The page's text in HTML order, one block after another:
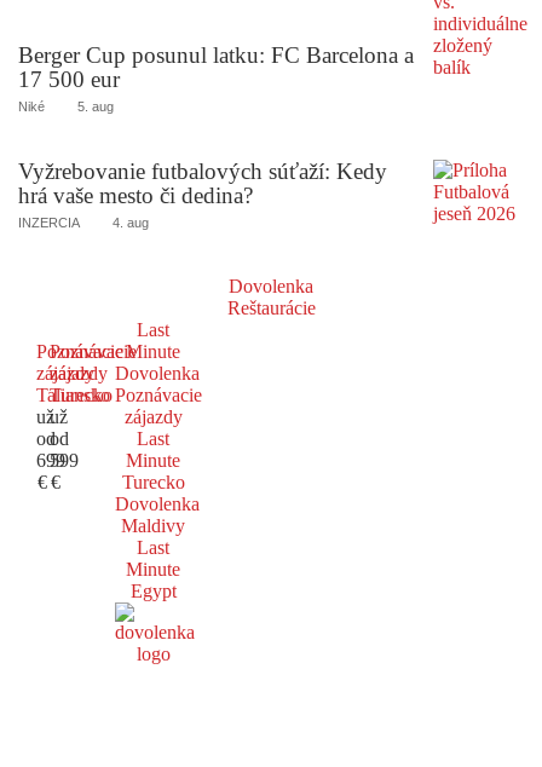
Berger Cup posunul latku: FC Barcelona a
17 500 eur
Niké 5. aug
Vyžrebovanie futbalových súťaží: Kedy
hrá vaše mesto či dedina?
INZERCIA 4. aug
Dovolenka
Reštaurácie
Poznávacie
zájazdy
Taliansko
už
od
699
€
Poznávacie
zájazdy
Turecko
už
od
599
€
Last
Minute
Dovolenka
Poznávacie
zájazdy
Last
Minute
Turecko
Dovolenka
Maldivy
Last
Minute
Egypt